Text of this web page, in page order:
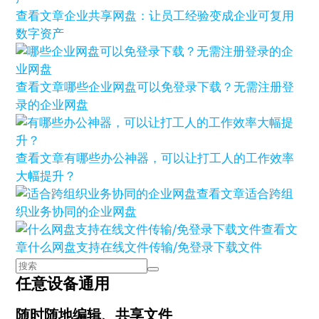
查看文章企业共享网盘：让员工经验变成企业可复用
数字资产
查看文章哪些企业网盘可以免登录下载？无需注册登
录的企业网盘
查看文章有哪些办公神器，可以让打工人的工作效率
大幅提升？
查看文章适合跨组
织业务协同的企业网盘
查看文
章什么网盘支持在线文件传输/免登录下载文件
任意设备通用
随时随地编辑、共享文件